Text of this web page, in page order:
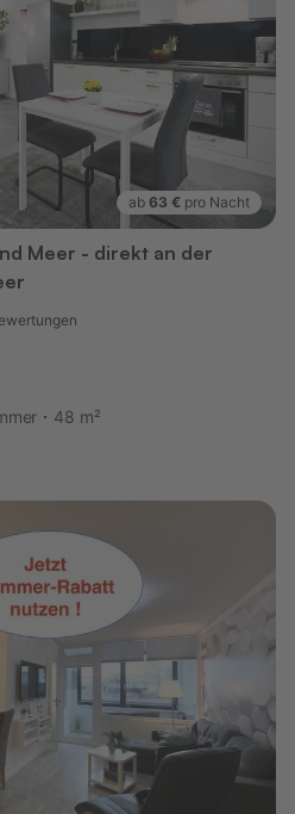
ab 63 € pro Nacht
Meer - direkt an der
48 m²